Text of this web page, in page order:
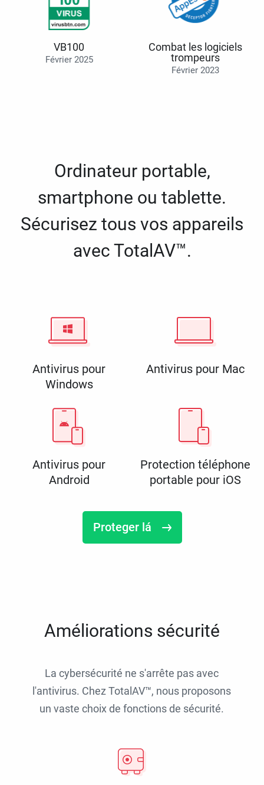
VB100
Février 2025
Combat les logiciels
trompeurs
Février 2023
Ordinateur portable,
smartphone ou tablette.
Sécurisez tous vos appareils
avec TotalAV™.
Antivirus pour
Windows
Antivirus pour Mac
Antivirus pour
Android
Protection téléphone
portable pour iOS
Proteger lá
Améliorations sécurité
La cybersécurité ne s'arrête pas avec
l'antivirus. Chez TotalAV™, nous proposons
un vaste choix de fonctions de sécurité.